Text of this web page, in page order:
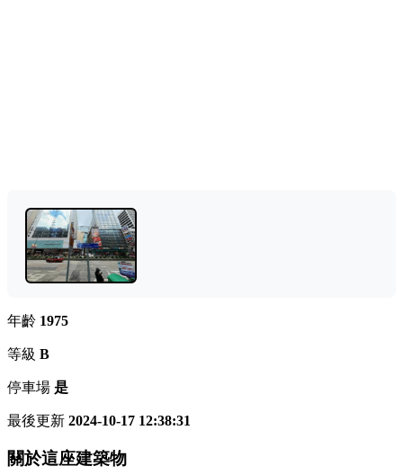
年齡 1975
等級 B
停車場 是
最後更新 2024-10-17 12:38:31
關於這座建築物